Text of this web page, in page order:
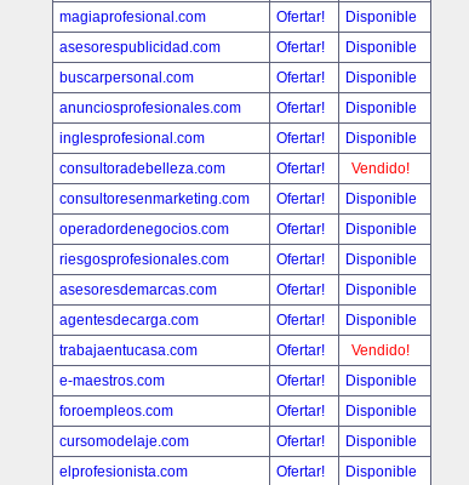
magiaprofesional.com
Ofertar!
Disponible
asesorespublicidad.com
Ofertar!
Disponible
buscarpersonal.com
Ofertar!
Disponible
anunciosprofesionales.com
Ofertar!
Disponible
inglesprofesional.com
Ofertar!
Disponible
consultoradebelleza.com
Ofertar!
Vendido!
consultoresenmarketing.com
Ofertar!
Disponible
operadordenegocios.com
Ofertar!
Disponible
riesgosprofesionales.com
Ofertar!
Disponible
asesoresdemarcas.com
Ofertar!
Disponible
agentesdecarga.com
Ofertar!
Disponible
trabajaentucasa.com
Ofertar!
Vendido!
e-maestros.com
Ofertar!
Disponible
foroempleos.com
Ofertar!
Disponible
cursomodelaje.com
Ofertar!
Disponible
elprofesionista.com
Ofertar! Disponible